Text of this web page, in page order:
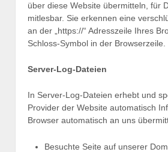
über diese Website übermitteln, für
mitlesbar. Sie erkennen eine
an der „https://“ Adresszeile Ihres
Schloss-Symbol in der Browserzeile.
Server-Log-Dateien
In Server-Log-Dateien erhebt und
Provider der Website automatisch
Browser automatisch an uns
Besuchte Seite auf unserer